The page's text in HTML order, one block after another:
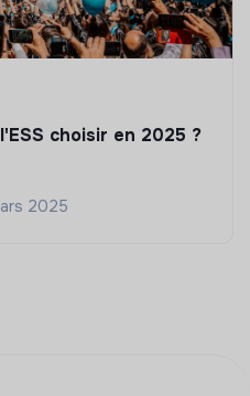
choisir en 2025 ?
2025